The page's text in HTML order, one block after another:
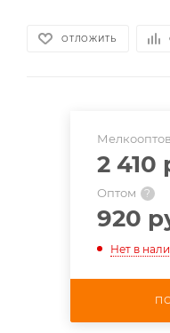
ОТЛОЖИТЬ
2 410
Оптом ?
920
Нет в